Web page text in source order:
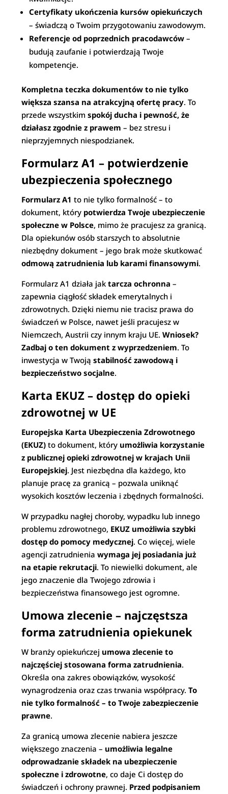
Certyfikaty ukończenia kursów opiekuńczych
– świadczą o Twoim przygotowaniu zawodowym.
Referencje od poprzednich pracodawców –
budują zaufanie i potwierdzają Twoje
kompetencje.
Kompletna teczka dokumentów to nie tylko
większa szansa na atrakcyjną ofertę pracy. To
przede wszystkimspokój ducha i pewność, że
działasz zgodnie z prawem – bez stresu i
nieprzyjemnych niespodzianek.
Formularz A1 – potwierdzenie
ubezpieczenia społecznego
Formularz A1 to nie tylko formalność – to
dokument, który potwierdza Twoje ubezpieczenie
społeczne w Polsce, mimo że pracujesz za granicą.
Dla opiekunów osób starszych to absolutnie
niezbędny dokument – jego brak może skutkować
odmową zatrudnienia lub karami finansowymi.
Formularz A1 działa jaktarcza ochronna –
zapewnia ciągłość składek emerytalnych i
zdrowotnych. Dzięki niemu nie tracisz prawa do
świadczeń w Polsce, nawet jeśli pracujesz w
Niemczech, Austrii czy innym kraju UE.Wniosek?
Zadbaj o ten dokument z wyprzedzeniem. To
inwestycja w Twojąstabilność zawodową i
bezpieczeństwo socjalne.
Karta EKUZ – dostęp do opieki
zdrowotnej w UE
Europejska Karta Ubezpieczenia Zdrowotnego
(EKUZ) to dokument, który umożliwia korzystanie
z publicznej opieki zdrowotnej w krajach Unii
Europejskiej. Jest niezbędna dla każdego, kto
planuje pracę za granicą – pozwala uniknąć
wysokich kosztów leczenia i zbędnych formalności.
W przypadku nagłej choroby, wypadku lub innego
problemu zdrowotnego, EKUZ umożliwia szybki
dostęp do pomocy medycznej. Co więcej, wiele
agencji zatrudnieniawymaga jej posiadania już
na etapie rekrutacji. To niewielki dokument, ale
jego znaczenie dla Twojego zdrowia i
bezpieczeństwa finansowego jest ogromne.
Umowa zlecenie – najczęstsza
forma zatrudnienia opiekunek
W branży opiekuńczej umowa zlecenie to
najczęściej stosowana forma zatrudnienia.
Określa ona zakres obowiązków, wysokość
wynagrodzenia oraz czas trwania współpracy.To
nie tylko formalność – to Twoje zabezpieczenie
prawne.
Za granicą umowa zlecenie nabiera jeszcze
większego znaczenia – umożliwia legalne
odprowadzanie składek na ubezpieczenie
społeczne i zdrowotne, co daje Ci dostęp do
świadczeń i ochrony prawnej. Przed podpisaniem